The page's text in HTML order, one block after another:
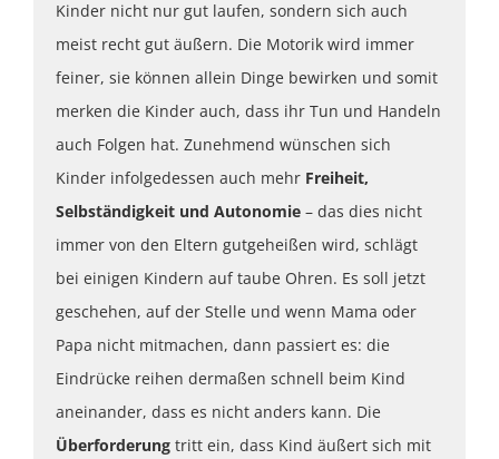
Kinder nicht nur gut laufen, sondern sich auch
meist recht gut äußern. Die Motorik wird immer
feiner, sie können allein Dinge bewirken und somit
merken die Kinder auch, dass ihr Tun und Handeln
auch Folgen hat. Zunehmend wünschen sich
Kinder infolgedessen auch mehr Freiheit,
Selbständigkeit und Autonomie – das dies nicht
immer von den Eltern gutgeheißen wird, schlägt
bei einigen Kindern auf taube Ohren. Es soll jetzt
geschehen, auf der Stelle und wenn Mama oder
Papa nicht mitmachen, dann passiert es: die
Eindrücke reihen dermaßen schnell beim Kind
aneinander, dass es nicht anders kann. Die
Überforderung tritt ein, dass Kind äußert sich mit